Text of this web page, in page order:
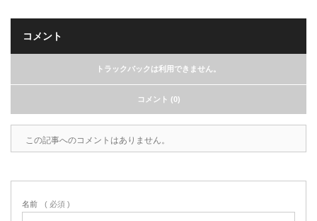
コメント
トラックバックは利用できません。
コメント (0)
この記事へのコメントはありません。
名前 ( 必須 )